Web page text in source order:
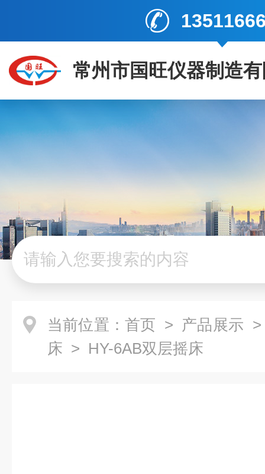
常州市国旺仪器制造
当前位置： 首页 > 产品展示
床 > HY-6AB双层摇床